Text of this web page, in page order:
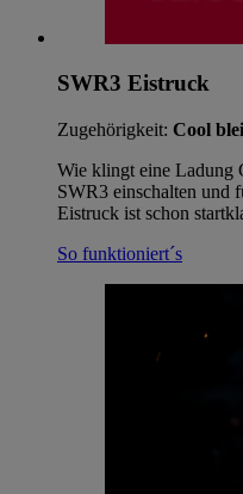
SWR3 Eistruck
Zugehörigkeit: Cool
Wie klingt eine Ladung
SWR3 einschalten und
Eistruck ist schon
So funktioniert´s